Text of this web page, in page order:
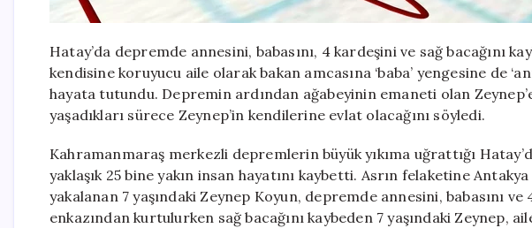
Hatay’da depremde annesini, babasını, 4 kardeşini ve sağ bacağını
kendisine koruyucu aile olarak bakan amcasına ‘baba’ yengesine de
hayata tutundu. Depremin ardından ağabeyinin emaneti olan
yaşadıkları sürece Zeynep’in kendilerine evlat olacağını söyledi.
Kahramanmaraş merkezli depremlerin büyük yıkıma uğrattığı
yaklaşık 25 bine yakın insan hayatını kaybetti. Asrın felaketine
yakalanan 7 yaşındaki Zeynep Koyun, depremde annesini, babasını
enkazından kurtulurken sağ bacağını kaybeden 7 yaşındaki Zeynep,